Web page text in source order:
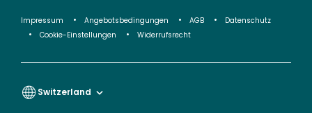
Impressum Angebotsbedingungen AGB
Datenschutz
Cookie-Einstellungen
Widerrufsrecht
Switzerland